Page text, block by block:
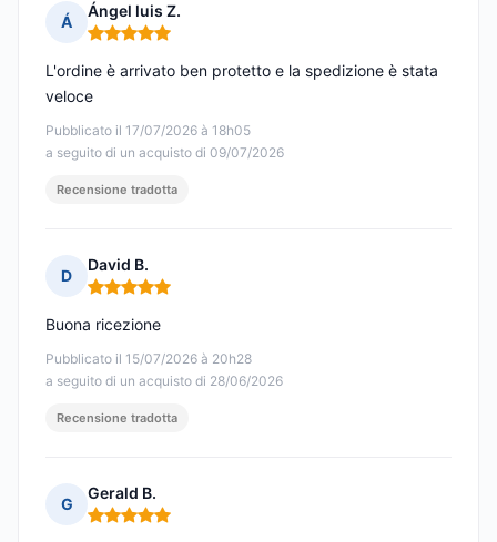
Á
Ángel luis Z.
Nota: 5 su 5
Pubblicato il 17/07/2026 à 18h05
a seguito di un acquisto di 09/07/2026
L'ordine è arrivato ben protetto e la spedizione è stata
veloce
Recensione tradotta
D
David B.
Nota: 5 su 5
Pubblicato il 15/07/2026 à 20h28
a seguito di un acquisto di 28/06/2026
Buona ricezione
Recensione tradotta
G
Gerald B.
Nota: 5 su 5